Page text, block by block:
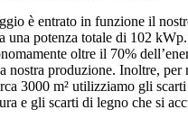
è entrato in funzione il
una potenza totale di 102
oltre il 70%
nostra produzione. Inoltre, per
3000 m² utilizziamo gli
e gli scarti di legno che si